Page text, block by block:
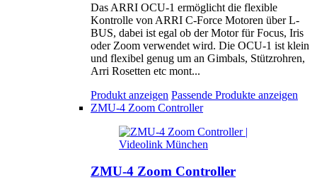
Das ARRI OCU-1 ermöglicht die flexible
Kontrolle von ARRI C-Force Motoren über L-
BUS, dabei ist egal ob der Motor für Focus, Iris
oder Zoom verwendet wird. Die OCU-1 ist klein
und flexibel genug um an Gimbals, Stützrohren,
Arri Rosetten etc mont...
Produkt anzeigen Passende Produkte anzeigen
ZMU-4 Zoom Controller
ZMU-4 Zoom Controller